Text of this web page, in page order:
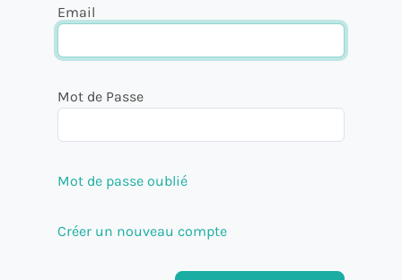
Email
Mot de Passe
Mot de passe oublié
Créer un nouveau compte